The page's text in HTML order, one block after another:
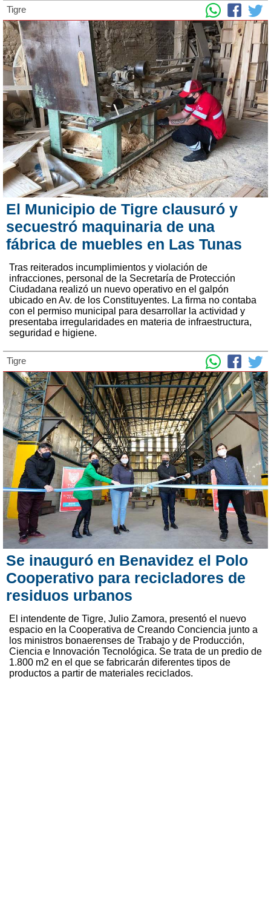
Tigre
El Municipio de Tigre clausuró y
secuestró maquinaria de una
fábrica de muebles en Las Tunas
Tras reiterados incumplimientos y violación de
infracciones, personal de la Secretaría de Protección
Ciudadana realizó un nuevo operativo en el galpón
ubicado en Av. de los Constituyentes. La firma no contaba
con el permiso municipal para desarrollar la actividad y
presentaba irregularidades en materia de infraestructura,
seguridad e higiene.
Tigre
Se inauguró en Benavidez el Polo
Cooperativo para recicladores de
residuos urbanos
El intendente de Tigre, Julio Zamora, presentó el nuevo
espacio en la Cooperativa de Creando Conciencia junto a
los ministros bonaerenses de Trabajo y de Producción,
Ciencia e Innovación Tecnológica. Se trata de un predio de
1.800 m2 en el que se fabricarán diferentes tipos de
productos a partir de materiales reciclados.